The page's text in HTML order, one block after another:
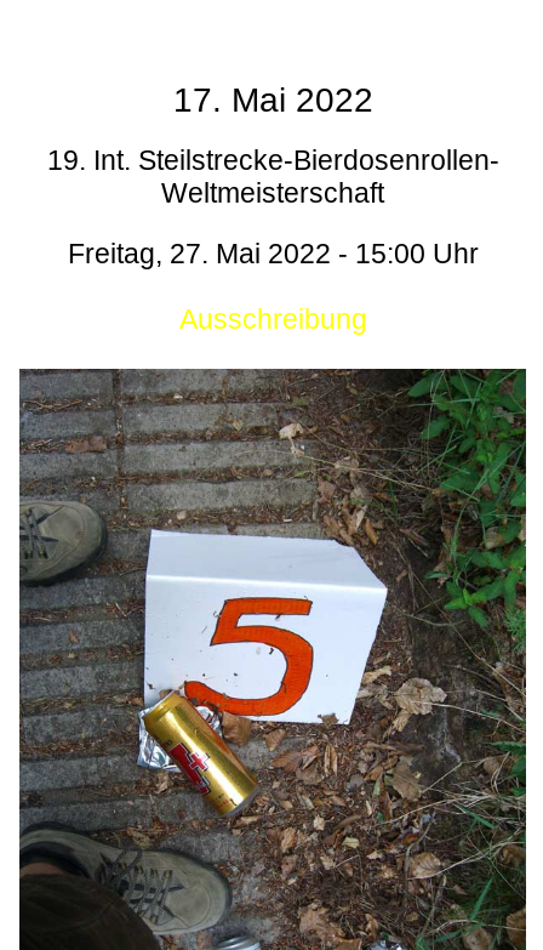
17. Mai 2022
19. Int. Steilstrecke-Bierdosenrollen-
Weltmeisterschaft
Freitag, 27. Mai 2022 - 15:00 Uhr
Ausschreibung